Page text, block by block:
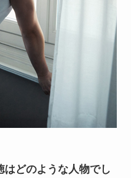
どのような人物でし